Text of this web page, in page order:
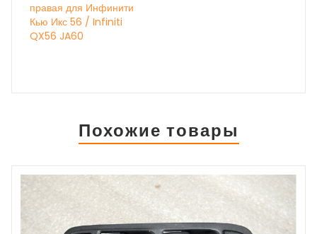
правая для Инфинити
Кью Икс 56 / Infiniti
QX56 JA60
Похожие товары